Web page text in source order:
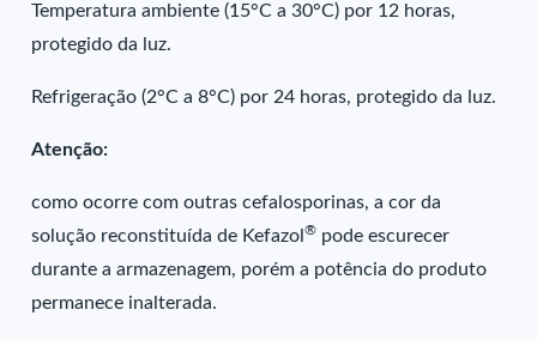
Temperatura ambiente (15°C a 30°C) por 12 horas,
protegido da luz.
Refrigeração (2°C a 8°C) por 24 horas, protegido da luz.
Atenção:
como ocorre com outras cefalosporinas, a cor da
solução reconstituída de Kefazol® pode escurecer
durante a armazenagem, porém a potência do produto
permanece inalterada.